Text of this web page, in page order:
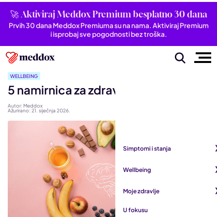
🚀 Aktiviraj Meddox Premium besplatno 30 dana
Prvih 30 dana Meddox Premiuma su na nama. Aktiviraj Premium
i isprobaj sve pogodnosti bez troška.
Simptomi i stanja
Bubrezi i mokraćni sustav
Dišni sustav
Wellbeing
Moje zdravlje
Pogledaj sve iz kategorije
U fokusu
WELLBEING
5 namirnica za zdrav i vitalan mozak
Autor: Meddox
Ažurirano: 21. siječnja 2026.